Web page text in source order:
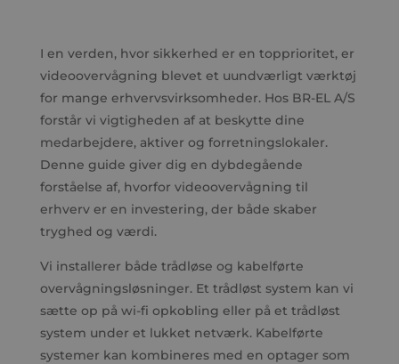
I en verden, hvor sikkerhed er en topprioritet, er
videoovervågning blevet et uundværligt værktøj
for mange erhvervsvirksomheder. Hos BR-EL A/S
forstår vi vigtigheden af at beskytte dine
medarbejdere, aktiver og forretningslokaler.
Denne guide giver dig en dybdegående
forståelse af, hvorfor videoovervågning til
erhverv er en investering, der både skaber
tryghed og værdi.
Vi installerer både trådløse og kabelførte
overvågningsløsninger. Et trådløst system kan vi
sætte op på wi-fi opkobling eller på et trådløst
system under et lukket netværk. Kabelførte
systemer kan kombineres med en optager som